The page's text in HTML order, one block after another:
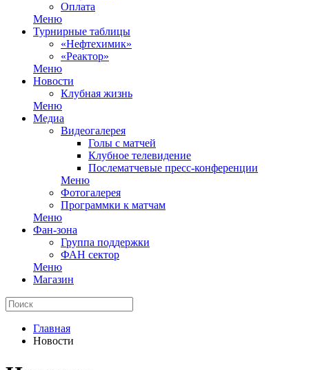
Оплата
Меню
Турнирные таблицы
«Нефтехимик»
«Реактор»
Меню
Новости
Клубная жизнь
Меню
Медиа
Видеогалерея
Голы с матчей
Клубное телевидение
Послематчевые пресс-конференции
Меню
Фотогалерея
Программки к матчам
Меню
Фан-зона
Группа поддержки
ФАН сектор
Меню
Магазин
Главная
Новости